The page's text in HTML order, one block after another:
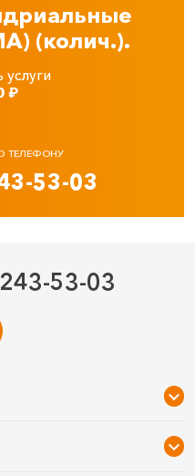
(колич.).
услуги
₽
ТЕЛЕФОНУ
53-03
53-03